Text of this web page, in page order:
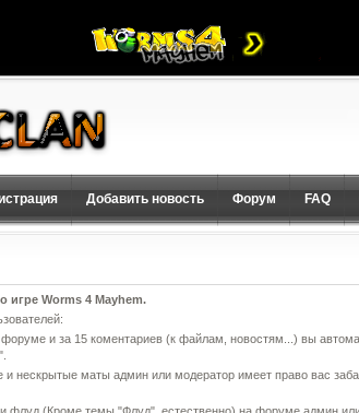
Добавить новость Форум FAQ
игре Worms 4 Mayhem.
и за 15 коментариев (к файлам, новостям...) вы
нескрытые маты админ или модератор имеет право вас